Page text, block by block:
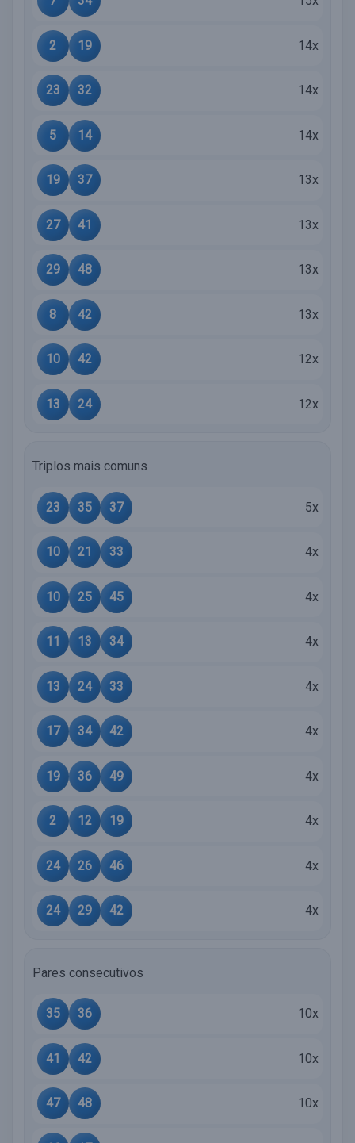
2 19 14x
23 32 14x
5 14 14x
19 37 13x
27 41 13x
29 48 13x
8 42 13x
10 42 12x
13 24 12x
Triplos mais comuns
23 35 37 5x
10 21 33 4x
10 25 45 4x
11 13 34 4x
13 24 33 4x
17 34 42 4x
19 36 49 4x
2 12 19 4x
24 26 46 4x
24 29 42 4x
Pares consecutivos
35 36 10x
41 42 10x
47 48 10x